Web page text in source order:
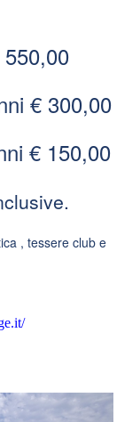
€ 300,00
€ 150,00
, tessere club e